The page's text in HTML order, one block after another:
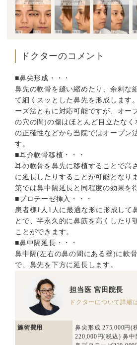
ドクターのコメント
■鼻尖形成・・・
鼻先の軟骨を縫い縮めたり、余剰な
て細くスッとした鼻先を形成します
ーズ法ともに対応可能ですが、オー
の穴の間)の傷はほとんど目立たな
の正確性などから当院ではオープン
す。
■耳介軟骨移植・・・
耳の軟骨を鼻先に移植することで高
に延長したりすることが可能となり
第では鼻中隔延長と同程度の効果を
■プロテーゼ挿入・・・
患者様1人1人に最適な形に形成して
とで、半永久的に鼻筋を高くしたり
ことができます。
■鼻中隔延長・・・
鼻中隔(左右の鼻の間にある壁)に軟
で、鼻先を下方に延長します。
担当医 宮田院長
ドクターについて詳細
施術費用
鼻尖形成 275,000円(
220,000円(税込) 鼻